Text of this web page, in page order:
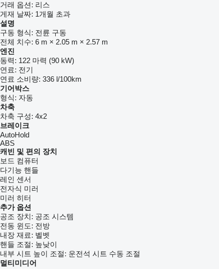
거래 옵션: 리스
게재 날짜: 1개월 초과
설명
구동 형식: 전륜 구동
전체 치수: 6 m × 2.05 m × 2.57 m
엔진
동력: 122 마력 (90 kW)
연료: 전기
연료 소비량: 336 l/100km
기어박스
형식: 자동
차축
차축 구성: 4x2
브레이크
AutoHold
ABS
캐빈 및 편의 장치
보드 컴퓨터
다기능 핸들
레인 센서
전자식 미러
미러 히터
추가 옵션
공조 장치: 공조 시스템
전동 윈도: 전방
내장 재료: 벨벳
핸들 조절: 높낮이
내부 시트 높이 조절: 운전석 시트 수동 조절
멀티미디어